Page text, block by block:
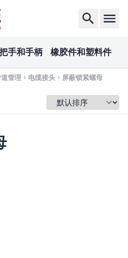
手和手柄 橡胶件和塑料件
管理 电缆接头 屏蔽锁紧螺母
排序